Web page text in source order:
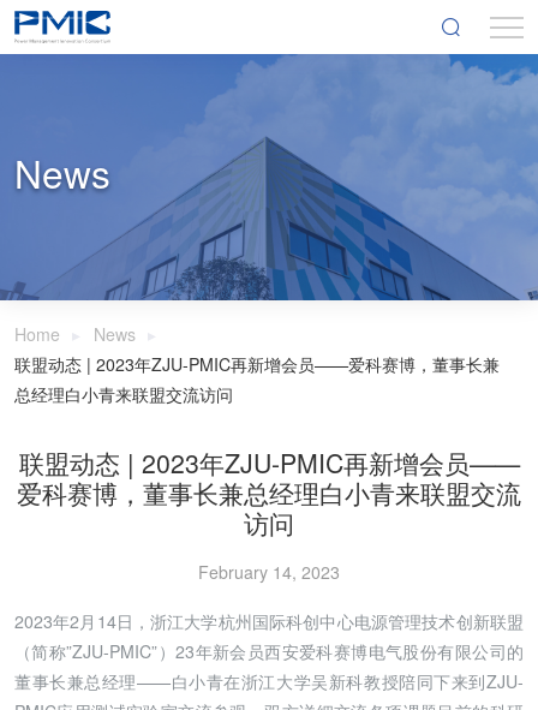
News
Home
News
联盟动态 | 2023年ZJU-PMIC再新增会员——爱科赛博，董事长兼
总经理白小青来联盟交流访问
联盟动态 | 2023年ZJU-PMIC再新增会员——
爱科赛博，董事长兼总经理白小青来联盟交流
访问
February 14, 2023
2023年2月14日，浙江大学杭州国际科创中心电源管理技术创新联盟
（简称”ZJU-PMIC”）23年新会员西安爱科赛博电气股份有限公司的
董事长兼总经理——白小青在浙江大学吴新科教授陪同下来到ZJU-